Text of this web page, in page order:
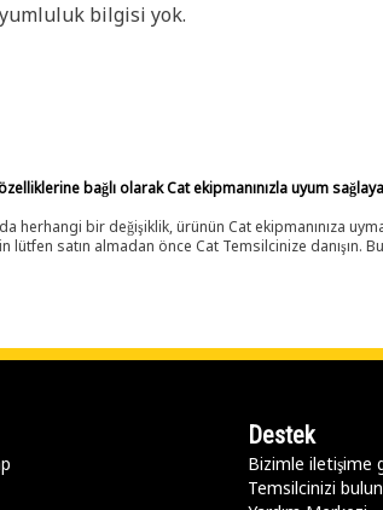
bilgisi yok.
bağlı olarak Cat ekipmanınızla uyum
herhangi bir değişiklik, ürünün Cat ekipmanınıza
lütfen satın almadan önce Cat Temsilcinize
Destek
Bizimle iletişime
Temsilcinizi bulun